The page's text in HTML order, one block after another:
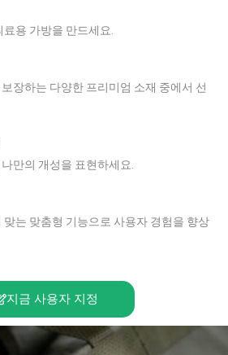
용 가방을 만드세요.
장하는 다양한 프리미엄 소재 중에서 선
만의 개성을 표현하세요.
맞는 맞춤형 기능으로 사용자 경험을 향상
지금 사용자 지정